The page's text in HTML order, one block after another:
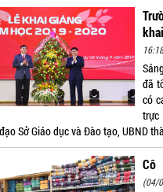
đã
có
trực
Sở Giáo dục và Đào tạo, UBND
Cô
(04/